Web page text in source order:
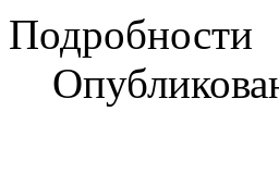
Подробности